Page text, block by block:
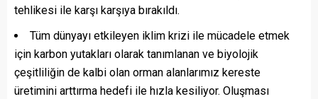
tehlikesi ile karşı karşıya bırakıldı.
Tüm dünyayı etkileyen iklim krizi ile mücadele etmek
için karbon yutakları olarak tanımlanan ve biyolojik
çeşitliliğin de kalbi olan orman alanlarımız kereste
üretimini arttırma hedefi ile hızla kesiliyor. Oluşması